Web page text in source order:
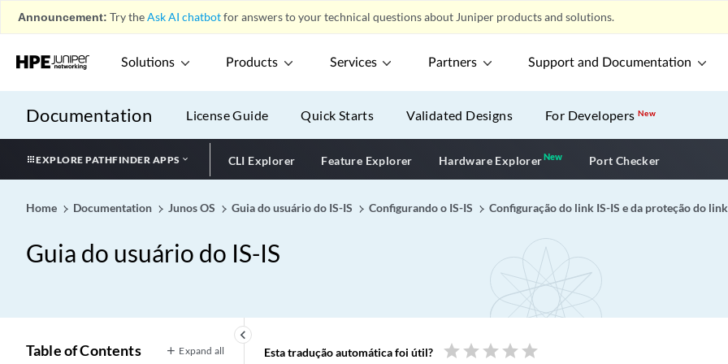
Announcement: Try theAsk AI chatbotfor answers to your technical questions about Juniper products and solutions.
Solutions Products Services Partners Support and Documentation
Documentation License Guide Quick Starts Validated Designs For DevelopersNew
EXPLORE PATHFINDER APPS CLI Explorer Feature Explorer Hardware ExplorerNewNew application
Port Checker
Home Documentation Junos OS Guia do usuário do IS-IS Configurando o IS-IS Configuração do link IS-IS e da proteção do
Guia do usuário do IS-IS
keyboard_arrow_left
Table of Contents Expand all Esta tradução automática foi útil? star star star star star